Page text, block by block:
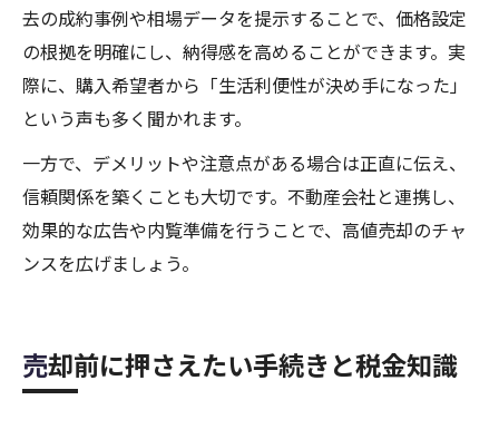
去の成約事例や相場データを提示することで、価格設定
の根拠を明確にし、納得感を高めることができます。実
際に、購入希望者から「生活利便性が決め手になった」
という声も多く聞かれます。
一方で、デメリットや注意点がある場合は正直に伝え、
信頼関係を築くことも大切です。不動産会社と連携し、
効果的な広告や内覧準備を行うことで、高値売却のチャ
ンスを広げましょう。
売却前に押さえたい手続きと税金知識